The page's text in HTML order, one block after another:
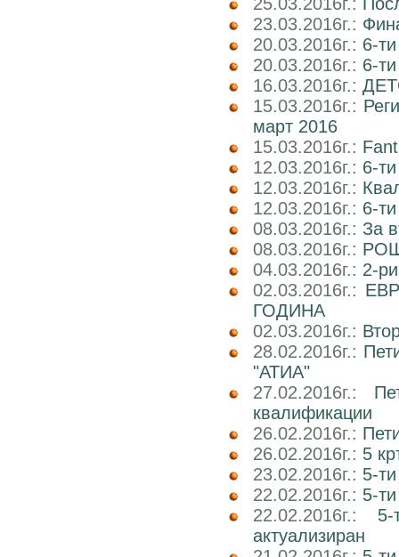
23.03.2016г.:
20.03.2016г.: 6-
20.03.2016г.: 6-
16.03.2016г.:
15.03.2016г.:
март 2016
15.03.2016г.:
12.03.2016г.: 6-
12.03.2016г.:
12.03.2016г.: 6-
08.03.2016г.: За
08.03.2016г.: РОШ
04.03.2016г.: 2-
02.03.2016г.:
ГОДИНА
02.03.2016г.:
28.02.2016г.:
"АТИА"
27.02.2016г.:
квалификации
26.02.2016г.:
26.02.2016г.: 5
23.02.2016г.: 5-
22.02.2016г.: 5-
22.02.2016г.:
актуализиран